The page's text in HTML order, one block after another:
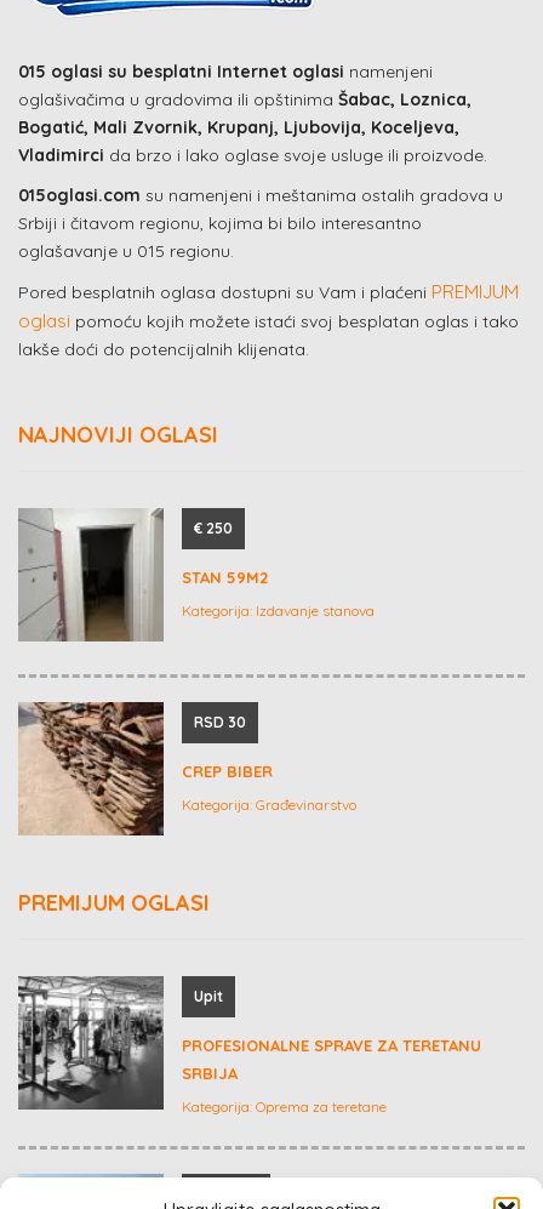
015 oglasi su besplatni Internet oglasi namenjeni
oglašivačima u gradovima ili opštinima Šabac, Loznica,
Bogatić, Mali Zvornik, Krupanj, Ljubovija, Koceljeva,
Vladimirci da brzo i lako oglase svoje usluge ili proizvode.
015oglasi.com su namenjeni i meštanima ostalih gradova u
Srbiji i čitavom regionu, kojima bi bilo interesantno
oglašavanje u 015 regionu.
Pored besplatnih oglasa dostupni su Vam i plaćeni PREMIJUM
oglasi pomoću kojih možete istaći svoj besplatan oglas i tako
lakše doći do potencijalnih klijenata.
NAJNOVIJI OGLASI
€ 250
STAN 59M2
Kategorija: Izdavanje stanova
RSD 30
CREP BIBER
Kategorija: Građevinarstvo
PREMIJUM OGLASI
Upit
PROFESIONALNE SPRAVE ZA TERETANU
SRBIJA
Kategorija: Oprema za teretane